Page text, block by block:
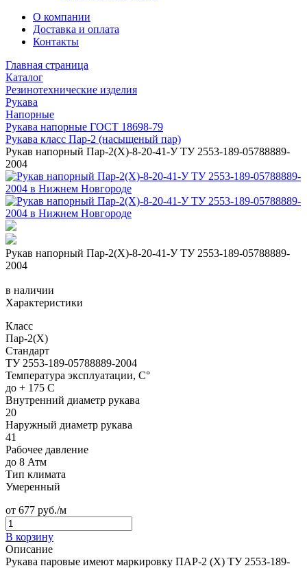
О компании
Доставка и оплата
Контакты
Главная страница
Каталог
Резинотехнические изделия
Рукава
Напорные
Рукава напорные ГОСТ 18698-79
Рукава класс Пар-2 (насыщеный пар)
Рукав напорный Пар-2(Х)-8-20-41-У ТУ 2553-189-05788889-
2004
Рукав напорный Пар-2(Х)-8-20-41-У ТУ 2553-189-05788889-
2004
в наличии
Характеристики
Класс
Пар-2(Х)
Стандарт
ТУ 2553-189-05788889-2004
Температура эксплуатации, C°
до + 175 С
Внутренний диаметр рукава
20
Наружный диаметр рукава
41
Рабочее давление
до 8 Атм
Тип климата
Умеренный
от 677 руб./м
В корзину
Описание
Рукава паровые имеют маркировку ПАР-2 (Х) ТУ 2553-189-